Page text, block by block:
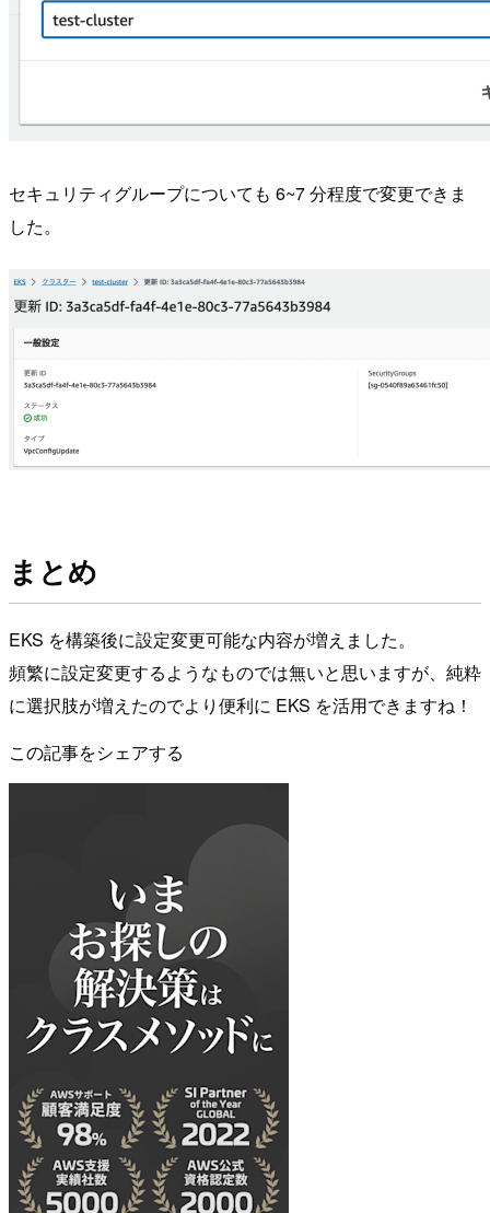
セキュリティグループについても 6~7 分程度で変更できま
した。
まとめ
EKS を構築後に設定変更可能な内容が増えました。
頻繁に設定変更するようなものでは無いと思いますが、純粋
に選択肢が増えたのでより便利に EKS を活用できますね！
この記事をシェアする